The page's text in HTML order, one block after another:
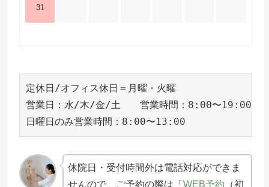
31
定休日/オフィス休日＝月曜・火曜
営業日：水/木/金/土　　営業時間：8:00〜19:00
日曜日のみ営業時間：8:00〜13:00
休院日・受付時間外は電話対応ができま
せんので、ご予約の際は「WEB予約 （初